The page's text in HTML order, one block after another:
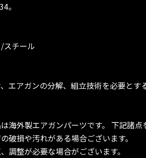
。
スチール
エアガンの分解、組立技術を必要とす
海外製エアガンパーツです。 下記諸
破損や汚れがある場合ございます。
調整が必要な場合がございます。